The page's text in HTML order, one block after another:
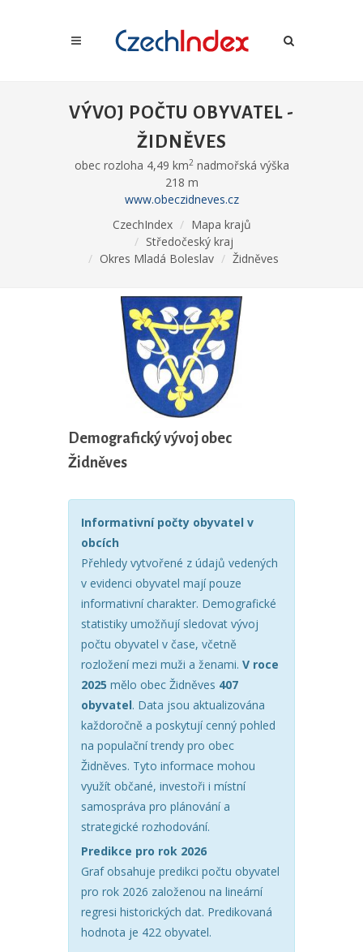
VÝVOJ POČTU OBYVATEL -
ŽIDNĚVES
obec rozloha 4,49 km2nadmořská výška
218 m
www.obeczidneves.cz
CzechIndex
Mapa krajů
Středočeský kraj
Okres Mladá Boleslav
Židněves
Demografický vývoj obec
Židněves
Informativní počty obyvatel v
obcích
Přehledy vytvořené z údajů vedených
v evidenci obyvatel mají pouze
informativní charakter. Demografické
statistiky umožňují sledovat vývoj
počtu obyvatel v čase, včetně
rozložení mezi muži a ženami. V roce
2025 mělo obec Židněves 407
obyvatel. Data jsou aktualizována
každoročně a poskytují cenný pohled
na populační trendy pro obec
Židněves. Tyto informace mohou
využít občané, investoři i místní
samospráva pro plánování a
strategické rozhodování.
Predikce pro rok 2026
Graf obsahuje predikci počtu obyvatel
pro rok 2026 založenou na lineární
regresi historických dat. Predikovaná
hodnota je 422 obyvatel.